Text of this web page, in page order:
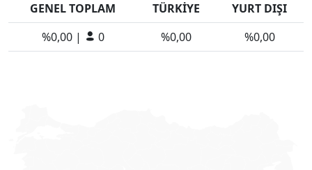
GENEL TOPLAM TÜRKİYE
YURT DIŞI
%0,00 |
0 %0,00 %0,00